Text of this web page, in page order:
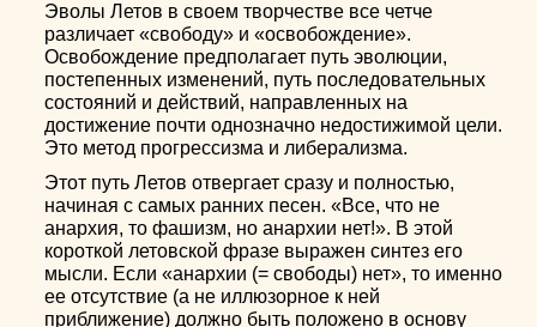
Эволы Летов в своем творчестве все четче
различает «свободу» и «освобождение».
Освобождение предполагает путь эволюции,
постепенных изменений, путь последовательных
состояний и действий, направленных на
достижение почти однозначно недостижимой цели.
Это метод прогрессизма и либерализма.
Этот путь Летов отвергает сразу и полностью,
начиная с самых ранних песен. «Все, что не
анархия, то фашизм, но анархии нет!». В этой
короткой летовской фразе выражен синтез его
мысли. Если «анархии (= свободы) нет», то именно
ее отсутствие (а не иллюзорное к ней
приближение) должно быть положено в основу